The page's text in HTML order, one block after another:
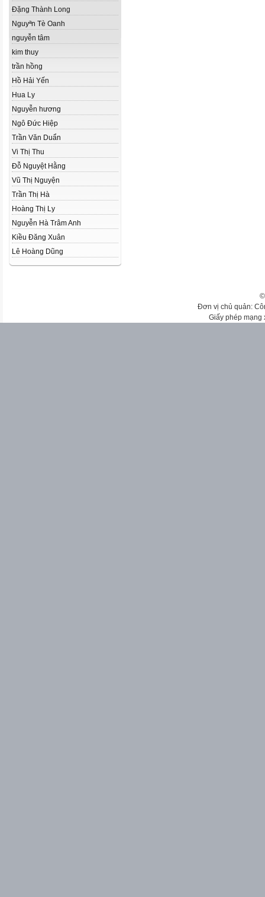
Đặng Thành Long
Nguyªn Tè Oanh
nguyễn tâm
kim thuy
trần hồng
Hồ Hải Yến
Hua Ly
Nguyễn hương
Ngô Đức Hiệp
Trần Văn Duẩn
Vi Thị Thu
Đỗ Nguyệt Hằng
Vũ Thị Nguyện
Trần Thị Hà
Hoàng Thị Ly
Nguyễn Hà Trâm Anh
Kiều Đăng Xuân
Lê Hoàng Dũng
Đơn vị chủ quản:
Giấy phép mạng